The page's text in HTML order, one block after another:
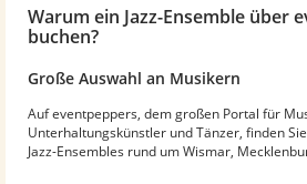
Warum ein Jazz-Ensemble über
buchen?
Große Auswahl an Musikern
Auf eventpeppers, dem großen Portal für
Unterhaltungskünstler und Tänzer, finden
Jazz-Ensembles rund um Wismar,